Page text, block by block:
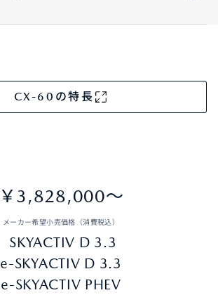
CX-60の特長
￥3,828,000～
メーカー希望小売価格（消費税込）
SKYACTIV D 3.3
e-SKYACTIV D 3.3
e-SKYACTIV PHEV